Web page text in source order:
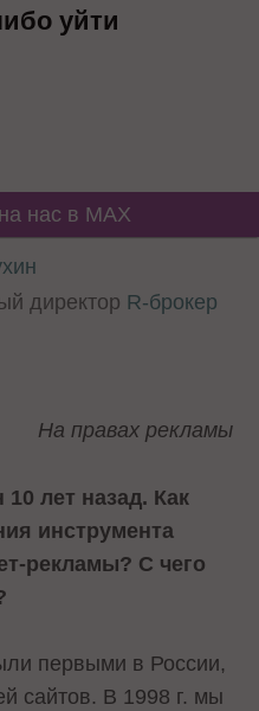
уйти
нас в MAX
директор R-брокер
На правах рекламы
лет назад. Как
инструмента
рекламы? С чего
первыми в России,
сайтов. В 1998 г. мы